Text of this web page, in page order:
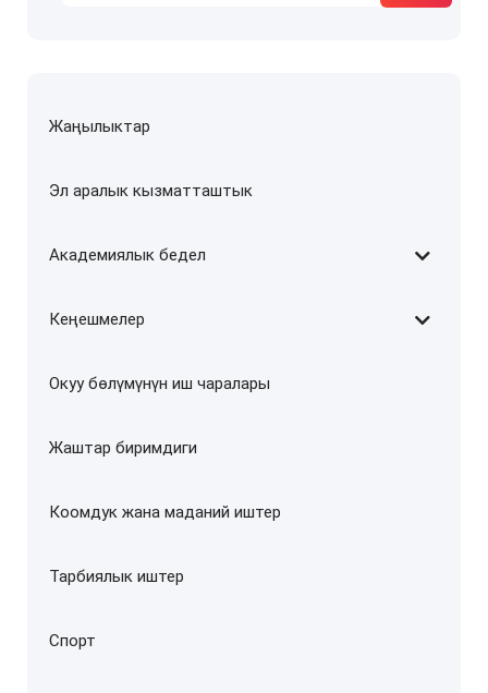
Жаңылыктар
Эл аралык кызматташтык
Академиялык бедел
Кеңешмелер
Окуу бөлүмүнүн иш чаралары
Жаштар биримдиги
Коомдук жана маданий иштер
Тарбиялык иштер
Спорт